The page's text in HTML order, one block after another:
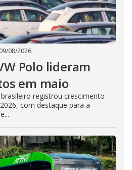
09/08/2026
Polo lideram
em maio
registrou crescimento
com destaque para a